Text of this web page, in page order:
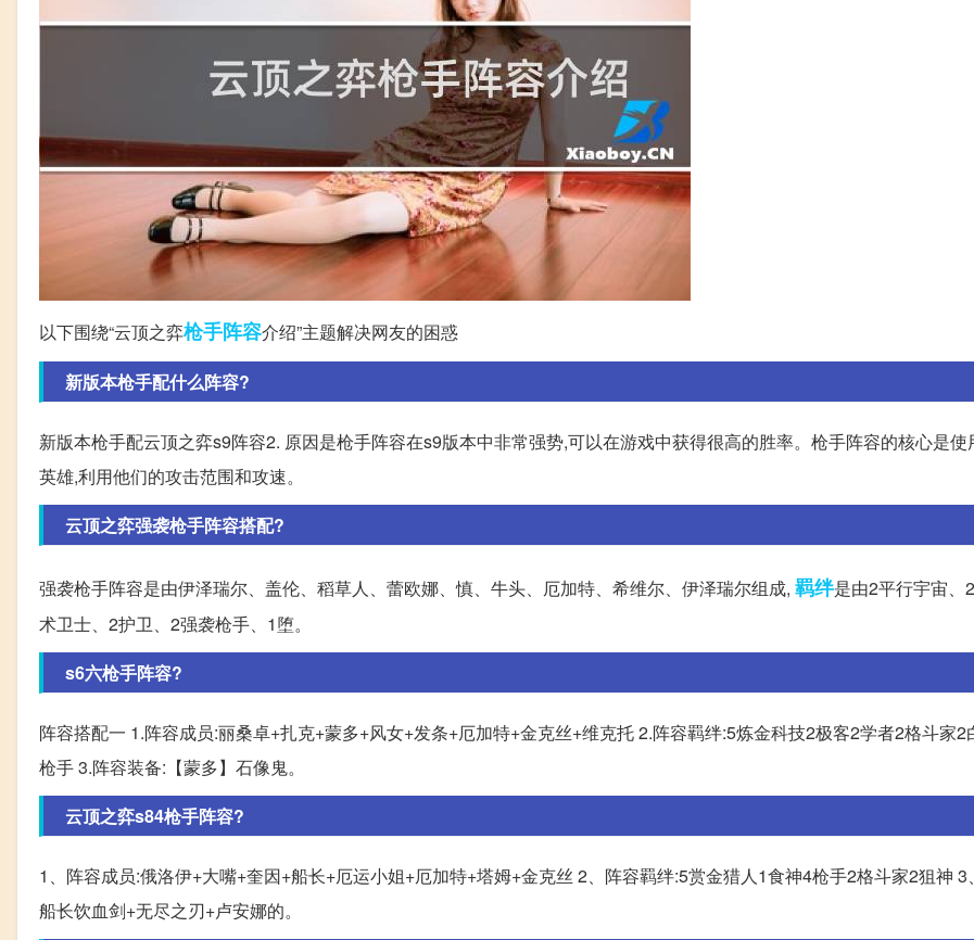
以下围绕“云顶之弈枪手阵容介绍”主题解决网友的困惑
新版本枪手配什么阵容?
新版本枪手配云顶之弈s9阵容2. 原因是枪手阵容在s9版本中非常强势,可以在游戏中获得很高的胜率。枪手阵容的核心是使
英雄,利用他们的攻击范围和攻速。
云顶之弈强袭枪手阵容搭配?
强袭枪手阵容是由伊泽瑞尔、盖伦、稻草人、蕾欧娜、慎、牛头、厄加特、希维尔、伊泽瑞尔组成, 羁绊是由2平行宇宙、
术卫士、2护卫、2强袭枪手、1堕。
s6六枪手阵容?
阵容搭配一 1.阵容成员:丽桑卓+扎克+蒙多+风女+发条+厄加特+金克丝+维克托 2.阵容羁绊:5炼金科技2极客2学者2格斗家2
枪手 3.阵容装备:【蒙多】石像鬼。
云顶之弈s84枪手阵容?
1、阵容成员:俄洛伊+大嘴+奎因+船长+厄运小姐+厄加特+塔姆+金克丝 2、阵容羁绊:5赏金猎人1食神4枪手2格斗家2狙神 3
船长饮血剑+无尽之刃+卢安娜的。